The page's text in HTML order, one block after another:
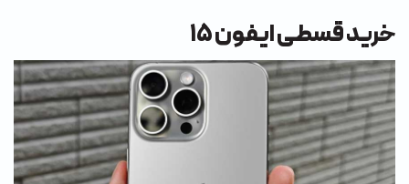
خرید قسطی ایفون ۱۵